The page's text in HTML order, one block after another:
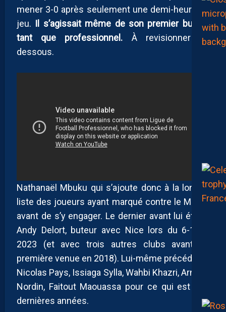
mener 3-0 après seulement une demi-heure de
jeu. Il s’agissait même de son premier but en
tant que professionnel. À revisionner ci-
dessous.
Nathanaël Mbuku qui s’ajoute donc à la longue
liste des joueurs ayant marqué contre le MHSC
avant de s’y engager. Le dernier avant lui était…
Andy Delort, buteur avec Nice lors du 6-1 de
2023 (et avec trois autres clubs avant sa
première venue en 2018). Lui-même précédé de
Nicolas Pays, Issiaga Sylla, Wahbi Khazri, Arnaud
Nordin, Faitout Maouassa pour ce qui est des
dernières années.